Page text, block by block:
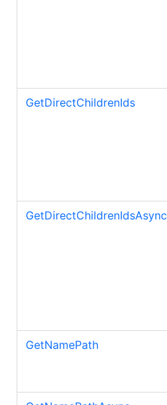
GetDirectChildrenIds
GetDirectChildrenIdsAsync
GetNamePath